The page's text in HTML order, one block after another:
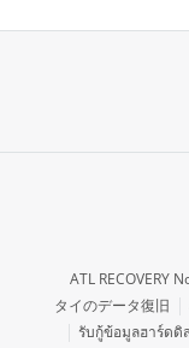
ATL RECOVERY
タイのデータ復旧
รับกู้ข้อมูลฮาร์ดดิ